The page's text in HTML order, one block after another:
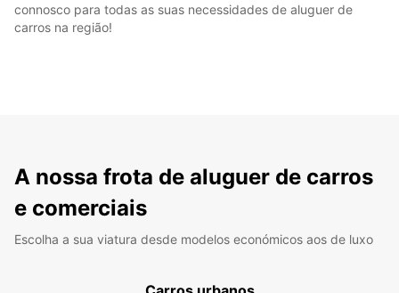
connosco para todas as suas necessidades de aluguer de
carros na região!
A nossa frota de aluguer de carros
e comerciais
Escolha a sua viatura desde modelos económicos aos de luxo